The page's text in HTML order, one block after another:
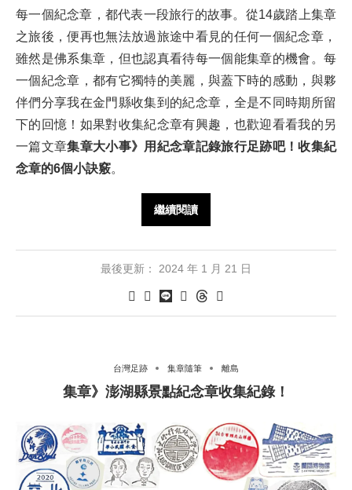
每一個紀念章，都代表一段旅行的故事。從14歲踏上集章
之旅後，便再也無法放過旅途中看見的任何一個紀念章，
雖然是佛系集章，但也認真看待每一個能集章的機會。每
一個紀念章，都有它獨特的美麗，與蓋下時的感動，與夥
伴們分享我在金門縣收集到的紀念章，全是不同時期所留
下的回憶！如果對收集紀念章有興趣，也歡迎看看我的另
一篇文章集章大小事》用紀念章記錄旅行足跡吧！收集紀
念章的6個小訣竅。
繼續閱讀
最後更新： 2024 年 1 月 21 日
台灣足跡 集章隨筆 離島
集章》澎湖縣景點紀念章收集紀錄！